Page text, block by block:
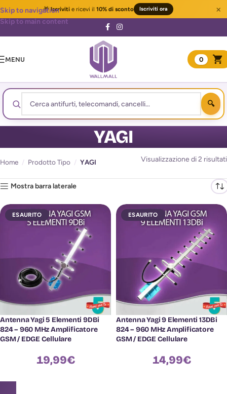
🎁Iscrivitie ricevi il 10% di sconto Iscriviti ora ×
Skip to navigation
Skip to main content
MENU 0
YAGI
Home / Prodotto Tipo / YAGI Visualizzazione di 2 risultati
Mostra barra laterale
ESAURITO
Antenna Yagi 5 Elementi 9DBi
824 – 960 MHz Amplificatore
GSM / EDGE Cellulare
19,99€
ESAURITO
Antenna Yagi 9 Elementi 13DBi
824 – 960 MHz Amplificatore
GSM / EDGE Cellulare
14,99€